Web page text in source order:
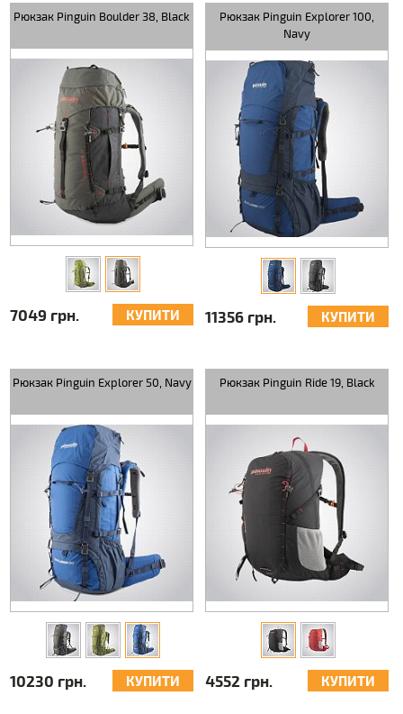
Рюкзак Pinguin Boulder 38, Black
7049 грн. КУПИТИ
Рюкзак Pinguin Explorer 100,
Navy
11356 грн. КУПИТИ
Рюкзак Pinguin Explorer 50, Navy
10230 грн. КУПИТИ
Рюкзак Pinguin Ride 19, Black
4552 грн. КУПИТИ